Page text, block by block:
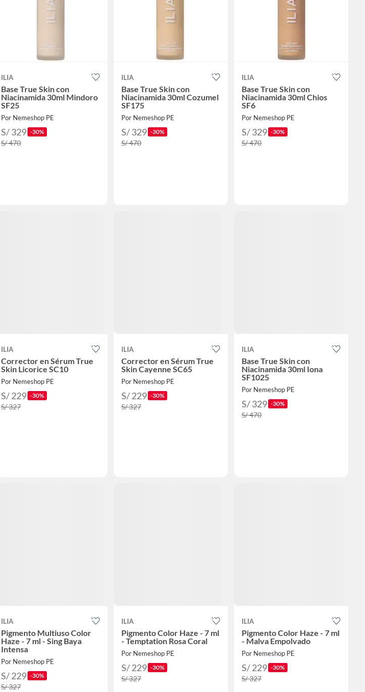
ILIA
Base True Skin con
Niacinamida 30ml Mindoro
SF25
Por Nemeshop PE
S/ 329 -30%
S/ 470
ILIA
Base True Skin con
Niacinamida 30ml Cozumel
SF175
Por Nemeshop PE
S/ 329 -30%
S/ 470
ILIA
Base True Skin con
Niacinamida 30ml Chios
SF6
Por Nemeshop PE
S/ 329 -30%
S/ 470
ILIA
Corrector en Sérum True
Skin Licorice SC10
Por Nemeshop PE
S/ 229 -30%
S/ 327
ILIA
Corrector en Sérum True
Skin Cayenne SC65
Por Nemeshop PE
S/ 229 -30%
S/ 327
ILIA
Base True Skin con
Niacinamida 30ml Iona
SF1025
Por Nemeshop PE
S/ 329 -30%
S/ 470
ILIA
Pigmento Multiuso Color
Haze - 7 ml - Sing Baya
Intensa
Por Nemeshop PE
S/ 229 -30%
S/ 327
ILIA
Pigmento Color Haze - 7 ml
- Temptation Rosa Coral
Por Nemeshop PE
S/ 229 -30%
S/ 327
ILIA
Pigmento Color Haze - 7 ml
- Malva Empolvado
Por Nemeshop PE
S/ 229 -30%
S/ 327